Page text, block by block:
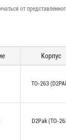
от
Корпус
TO-263
D2Pak (TO-